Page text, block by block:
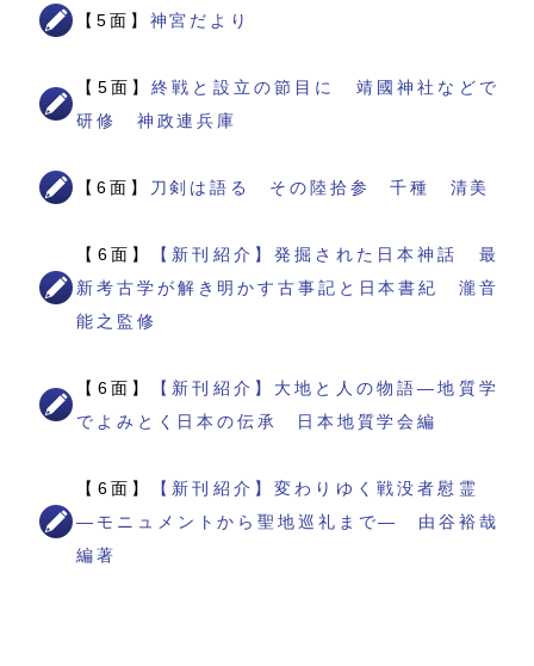
【5面】 神宮だより
【5面】終戦と設立の節目に 靖國神社などで
研修 神政連兵庫
【6面】 刀剣は語る その陸拾参 千種 清美
【6面】
【新刊紹介】発掘された日本神話 最
新考古学が解き明かす古事記と日本書紀 瀧音
能之監修
【6面】
【新刊紹介】大地と人の物語―地質学
でよみとく日本の伝承 日本地質学会編
【6面】
【新刊紹介】変わりゆく戦没者慰霊
―モニュメントから聖地巡礼まで― 由谷裕哉
編著